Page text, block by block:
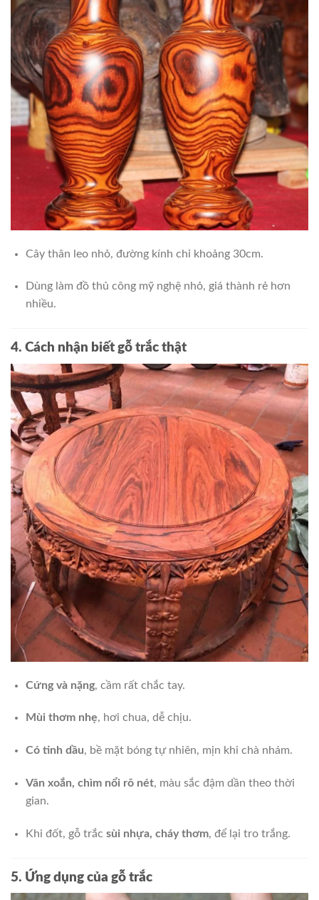
Cây thân leo nhỏ, đường kính chỉ khoảng 30cm.
Dùng làm đồ thủ công mỹ nghệ nhỏ, giá thành rẻ hơn
nhiều.
4. Cách nhận biết gỗ trắc thật
Cứng và nặng, cầm rất chắc tay.
Mùi thơm nhẹ, hơi chua, dễ chịu.
Có tinh dầu, bề mặt bóng tự nhiên, mịn khi chà nhám.
Vân xoắn, chìm nổi rõ nét, màu sắc đậm dần theo thời
gian.
Khi đốt, gỗ trắc sùi nhựa, cháy thơm, để lại tro trắng.
5. Ứng dụng của gỗ trắc